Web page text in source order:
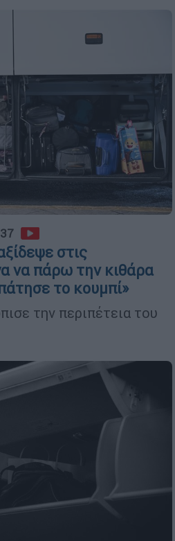
στις
να πάρω την κιθάρα
το κουμπί»
την περιπέτεια του